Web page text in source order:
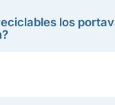
los